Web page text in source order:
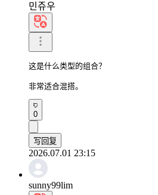
민쥬우
这是什么类型的组合？
非常适合混搭。
0
写回复
2026.07.01 23:15
sunny99lim